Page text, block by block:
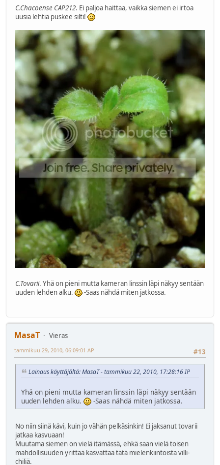
C.Chacoense CAP212. Ei paljoa haittaa, vaikka siemen ei irtoa
uusia lehtiä puskee silti!
C.Tovarii. Yhä on pieni mutta kameran linssin läpi näkyy sentään
uuden lehden alku.
-Saas nähdä miten jatkossa.
MasaT
Vieras
#13
tammikuu 29, 2010, 06:09:01 AP
Lainaus käyttäjältä: MasaT - tammikuu 22, 2010, 17:28:16 IP
Yhä on pieni mutta kameran linssin läpi näkyy sentään
uuden lehden alku.
-Saas nähdä miten jatkossa.
No niin siinä kävi, kuin jo vähän pelkäsinkin! Ei jaksanut tovarii
jatkaa kasvuaan!
Muutama siemen on vielä itämässä, ehkä saan vielä toisen
mahdollisuuden yrittää kasvattaa tätä mielenkiintoista villi-
chiliä.